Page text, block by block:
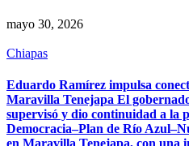
mayo 30, 2026
Chiapas
Eduardo Ramírez impulsa
Maravilla Tenejapa El
supervisó y dio continuidad a la
Democracia–Plan de Río
en Maravilla Tenejapa, con una